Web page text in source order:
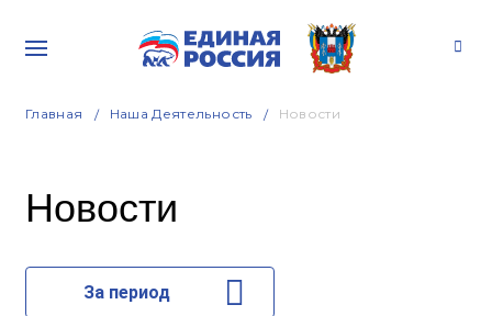
Главная Наша Деятельность Новости
Новости
За период